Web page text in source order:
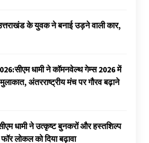
के युवक ने बनाई उड़ने वाली कार,
धामी ने कॉमनवेल्थ गेम्स 2026 में
अंतरराष्ट्रीय मंच पर गौरव बढ़ाने
धामी ने उत्कृष्ट बुनकरों और हस्तशिल्प
लोकल को दिया बढ़ावा